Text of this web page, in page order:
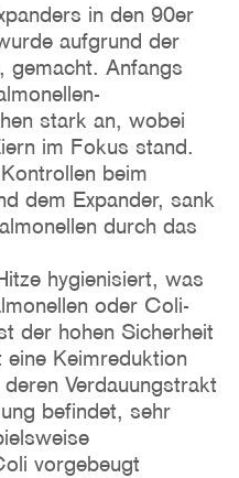
in den 90er
aufgrund der
gemacht. Anfangs
stark an, wobei
im Fokus stand.
beim
dem Expander, sank
durch das
hygienisiert, was
oder Coli-
der hohen Sicherheit
Keimreduktion
Verdauungstrakt
befindet, sehr
vorgebeugt